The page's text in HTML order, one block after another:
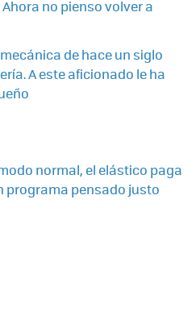
no pienso volver a
de hace un siglo
A este aficionado le ha
normal, el elástico paga
programa pensado justo